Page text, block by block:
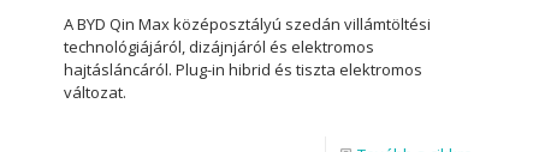
A BYD Qin Max középosztályú szedán villámtöltési
technológiájáról, dizájnjáról és elektromos
hajtásláncáról. Plug-in hibrid és tiszta elektromos
változat.